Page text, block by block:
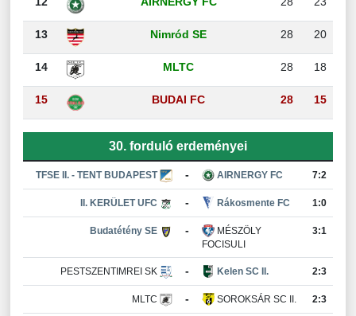
13 Nimród SE 28 20
14 MLTC 28 18
15 BUDAI FC 28 15
30. forduló erdeményei
TFSE II. - TENT BUDAPEST - AIRNERGY FC 7:2
II. KERÜLET UFC - Rákosmente FC 1:0
Budatétény SE -
MÉSZÖLY
FOCISULI
3:1
PESTSZENTIMREI SK - Kelen SC II. 2:3
MLTC - SOROKSÁR SC II. 2:3